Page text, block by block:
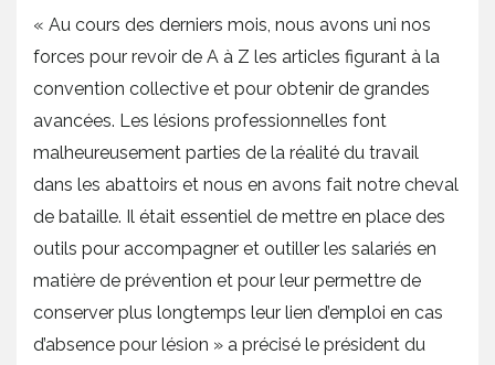
« Au cours des derniers mois, nous avons uni nos
forces pour revoir de A à Z les articles figurant à la
convention collective et pour obtenir de grandes
avancées. Les lésions professionnelles font
malheureusement parties de la réalité du travail
dans les abattoirs et nous en avons fait notre cheval
de bataille. Il était essentiel de mettre en place des
outils pour accompagner et outiller les salariés en
matière de prévention et pour leur permettre de
conserver plus longtemps leur lien d’emploi en cas
d’absence pour lésion » a précisé le président du